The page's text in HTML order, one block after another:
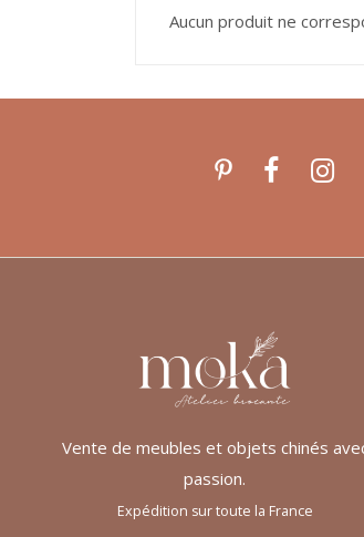
Aucun produit ne
Vente de meubles et objets chinés
passion.
Expédition sur toute la France